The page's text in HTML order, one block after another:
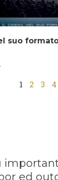
suo
1 2 3 4
ed